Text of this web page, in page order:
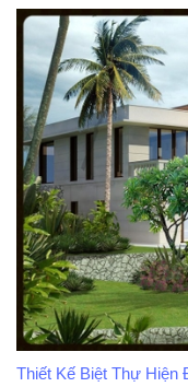
Thiết Kế Biệt Thự Hiện